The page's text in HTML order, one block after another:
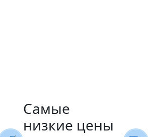
Самые
низкие цены